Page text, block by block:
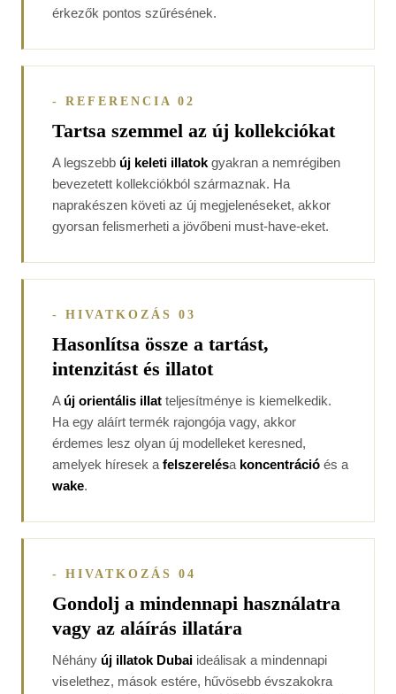
érkezők pontos szűrésének.
- REFERENCIA 02
Tartsa szemmel az új kollekciókat
A legszebb új keleti illatok gyakran a nemrégiben
bevezetett kollekciókból származnak. Ha
naprakészen követi az új megjelenéseket, akkor
gyorsan felismerheti a jövőbeni must-have-eket.
- HIVATKOZÁS 03
Hasonlítsa össze a tartást,
intenzitást és illatot
A új orientális illat teljesítménye is kiemelkedik.
Ha egy aláírt termék rajongója vagy, akkor
érdemes lesz olyan új modelleket keresned,
amelyek híresek a felszerelésa koncentráció és a
wake.
- HIVATKOZÁS 04
Gondolj a mindennapi használatra
vagy az aláírás illatára
Néhány új illatok Dubai ideálisak a mindennapi
viselethez, mások estére, hűvösebb évszakokra